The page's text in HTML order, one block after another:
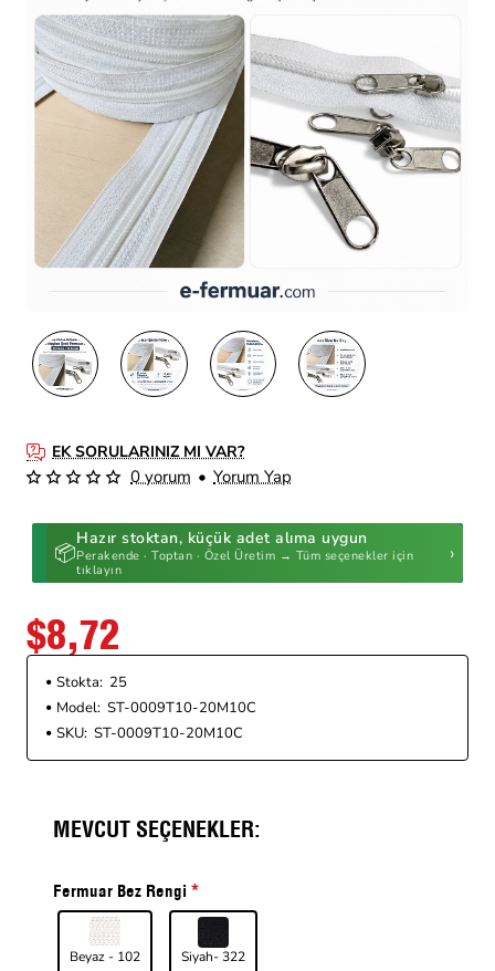
EK SORULARINIZ MI VAR?
📦
Hazır stoktan, küçük adet alıma uygun
Perakende · Toptan · Özel Üretim → Tüm seçenekler için
tıklayın
›
0 yorum • Yorum Yap
$8,72
Stokta: 25
Model: ST-0009T10-20M10C
SKU: ST-0009T10-20M10C
MEVCUT SEÇENEKLER:
Fermuar Bez Rengi
Beyaz - 102 Siyah- 322